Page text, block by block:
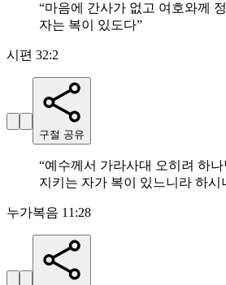
“마음에 간사가 없고 여호와께
자는 복이 있도다”
시편 32:2
구절 공유
“예수께서 가라사대 오히려 하
지키는 자가 복이 있느니라 하시
누가복음 11:28